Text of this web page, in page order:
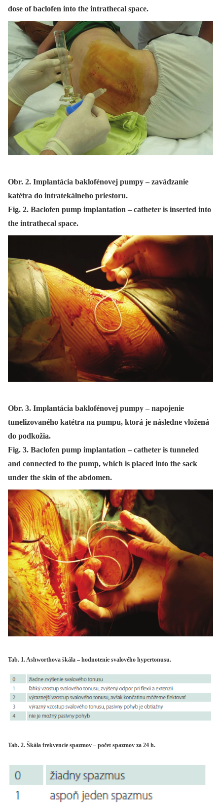
dose of baclofen into the intrathecal space.
Obr. 2. Implantácia baklofénovej pumpy – zavádzanie
katétra do intratekálneho priestoru.
Fig. 2. Baclofen pump implantation – catheter is inserted into
the intrathecal space.
Obr. 3. Implantácia baklofénovej pumpy – napojenie
tunelizovaného katétra na pumpu, ktorá je následne vložená
do podkožia.
Fig. 3. Baclofen pump implantation – catheter is tunneled
and connected to the pump, which is placed into the sack
under the skin of the abdomen.
Tab. 1. Ashworthova škála – hodnotenie svalového hypertonusu.
Tab. 2. Škála frekvencie spazmov – počet spazmov za 24 h.